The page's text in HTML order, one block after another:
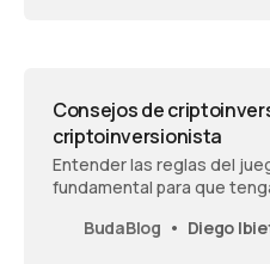
Consejos de
criptoinversionista
Entender las reglas del
fundamental para que
BudaBlog Diego